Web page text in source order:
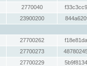
2770040
23900200
27700262
27700273
27700229